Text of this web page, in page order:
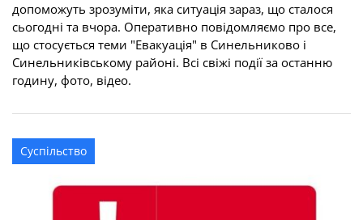
допоможуть зрозуміти, яка ситуація зараз, що сталося
сьогодні та вчора. Оперативно повідомляємо про все,
що стосується теми "Евакуація" в Синельниково і
Синельниківському районі. Всі свіжі події за останню
годину, фото, відео.
Суспільство